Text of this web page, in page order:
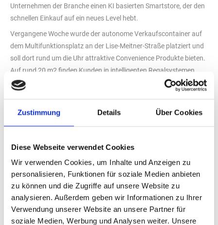
Zustimmung Details Über Cookies
Diese Webseite verwendet Cookies
Wir verwenden Cookies, um Inhalte und Anzeigen zu
personalisieren, Funktionen für soziale Medien anbieten
zu können und die Zugriffe auf unsere Website zu
analysieren. Außerdem geben wir Informationen zu Ihrer
Verwendung unserer Website an unsere Partner für
soziale Medien, Werbung und Analysen weiter. Unsere
Unternehmen der Branche einen KI basierten Smartstore, der den
schnellen Einkauf auf ein neues Level hebt.
Vergangene Woche wurde der autonome Verkaufscontainer auf
dem Multifunktionsplatz an der Lise-Meitner-Straße platziert und
soll dort rund um die Uhr attraktive Convenience Produkte bieten.
Auf rund 20 m2 finden Kunden in intelligenten Regalsystemen
Produkte für die Verpflegung zwischendurch und auch ein kleines
„Besonderen Wert legen wir auf frische Snacks wie Sandwiches,
Wraps und Salate sowie gekühlte Getränke und ein attraktives
Über den Scan der zugehörigen App, einer Giro- oder Kreditkarte
erhalten Kunden 24/7 Zugang zum Smartstore. Der
Abrechnungsprozess erfolgt ohne Kassiervorgang direkt über die
hinterlegte Zahlart und ermöglicht so einen komfortablen und
besonders schnellen
Einkauf.